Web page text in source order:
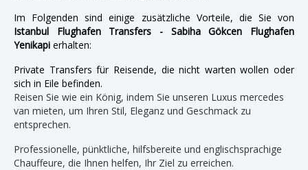
Im Folgenden sind einige zusätzliche Vorteile, die Sie von
Istanbul Flughafen Transfers - Sabiha Gökcen Flughafen
Yenikapi erhalten:
Private Transfers für Reisende, die nicht warten wollen oder
sich in Eile befinden.
Reisen Sie wie ein König, indem Sie unseren Luxus mercedes
van mieten, um Ihren Stil, Eleganz und Geschmack zu
entsprechen.
Professionelle, pünktliche, hilfsbereite und englischsprachige
Chauffeure, die Ihnen helfen, Ihr Ziel zu erreichen.